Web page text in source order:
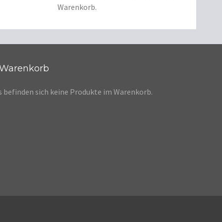
Warenkorb.
befinden sich keine Produkte im Warenkorb.